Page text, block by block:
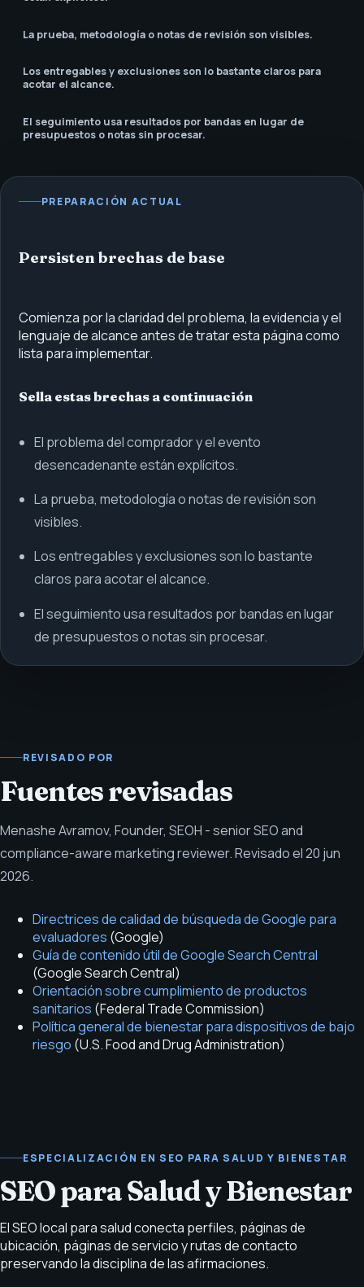
La prueba, metodología o notas de revisión son visibles.
Los entregables y exclusiones son lo bastante claros para
acotar el alcance.
El seguimiento usa resultados por bandas en lugar de
presupuestos o notas sin procesar.
PREPARACIÓN ACTUAL
Persisten brechas de base
Comienza por la claridad del problema, la evidencia y el
lenguaje de alcance antes de tratar esta página como
lista para implementar.
Sella estas brechas a continuación
El problema del comprador y el evento
desencadenante están explícitos.
La prueba, metodología o notas de revisión son
visibles.
Los entregables y exclusiones son lo bastante
claros para acotar el alcance.
El seguimiento usa resultados por bandas en lugar
de presupuestos o notas sin procesar.
REVISADO POR
Fuentes revisadas
Menashe Avramov, Founder, SEOH - senior SEO and
compliance-aware marketing reviewer.Revisado el20 jun
2026.
Directrices de calidad de búsqueda de Google para
evaluadores (Google)
Guía de contenido útil de Google Search Central
(Google Search Central)
Orientación sobre cumplimiento de productos
sanitarios (Federal Trade Commission)
Política general de bienestar para dispositivos de bajo
riesgo (U.S. Food and Drug Administration)
ESPECIALIZACIÓN EN SEO PARA SALUD Y BIENESTAR
SEO para Salud y Bienestar
El SEO local para salud conecta perfiles, páginas de
ubicación, páginas de servicio y rutas de contacto
preservando la disciplina de las afirmaciones.